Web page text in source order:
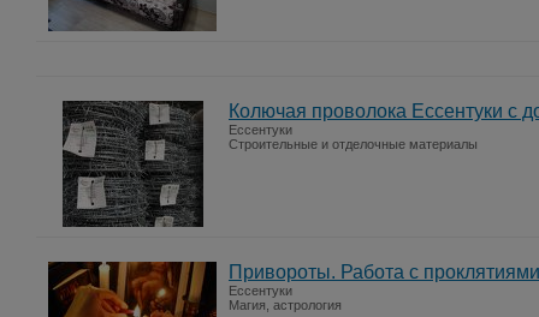
Колючая проволока Ессентуки с
Ессентуки
Строительные и отделочные материалы
Привороты. Работа с
Ессентуки
Магия, астрология